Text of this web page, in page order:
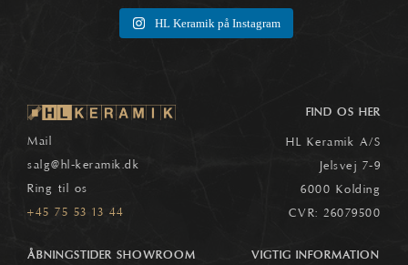
HL Keramik på Instagram
Mail
salg@hl-keramik.dk
Ring til os
+45 75 53 13 44
FIND OS HER
HL Keramik A/S
Jelsvej 7-9
6000 Kolding
CVR: 26079500
ÅBNINGSTIDER SHOWROOM VIGTIG INFORMATION